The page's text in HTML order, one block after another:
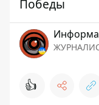
Победы
👍